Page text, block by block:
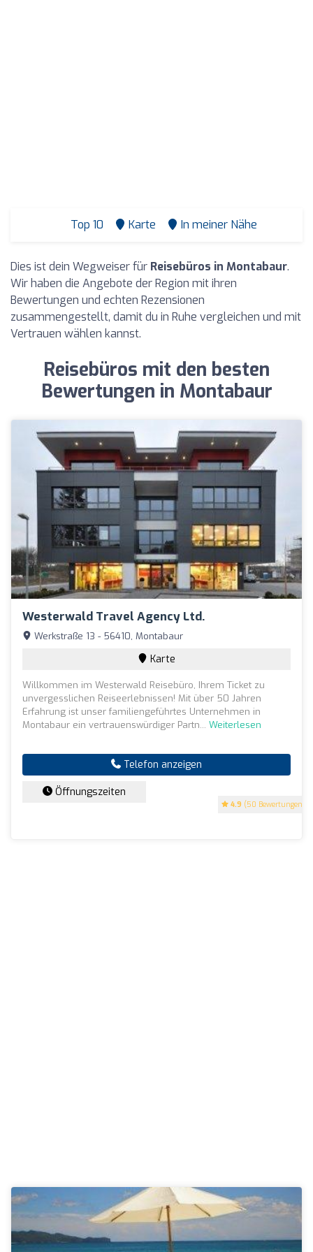
Top 10 Karte In meiner Nähe
Dies ist dein Wegweiser für Reisebüros in Montabaur.
Wir haben die Angebote der Region mit ihren
Bewertungen und echten Rezensionen
zusammengestellt, damit du in Ruhe vergleichen und mit
Vertrauen wählen kannst.
Reisebüros mit den besten
Bewertungen in Montabaur
Westerwald Travel Agency Ltd.
4.9 (50 Bewertungen)
Werkstraße 13 - 56410, Montabaur
Karte
Willkommen im Westerwald Reisebüro, Ihrem Ticket zu
unvergesslichen Reiseerlebnissen! Mit über 50 Jahren
Erfahrung ist unser familiengeführtes Unternehmen in
Montabaur ein vertrauenswürdiger Partn... Weiterlesen
Telefon anzeigen
Öffnungszeiten